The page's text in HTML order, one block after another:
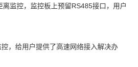
监控，监控板上预留RS485接口，用户
，给用户提供了高速网络接入解决办